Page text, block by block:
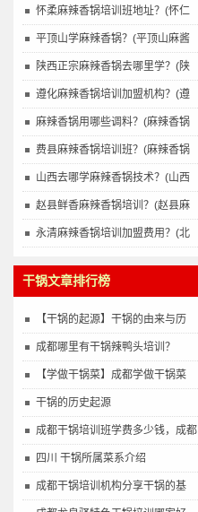
怀柔麻辣香锅培训班地址？(怀仁
平顶山学麻辣香锅？(平顶山麻酱
陕西正宗麻辣香锅去哪里学？(陕
遵化麻辣香锅培训加盟机构？(遵
麻辣香锅用哪些调料？(麻辣香锅
费县麻辣香锅培训班？(麻辣香锅
山西去哪学麻辣香锅技术？(山西
赵县鲜香麻辣香锅培训？(赵县麻
永清麻辣香锅培训加盟费用？(北
干锅文章排行榜
【干锅的起源】干锅的由来与历
成都哪里有干锅辣鸭头培训？
【学做干锅菜】成都学做干锅菜
干锅的历史起源
成都干锅培训班学费多少钱，成都
四川 干锅所属菜系介绍
成都干锅培训机构分享干锅的基